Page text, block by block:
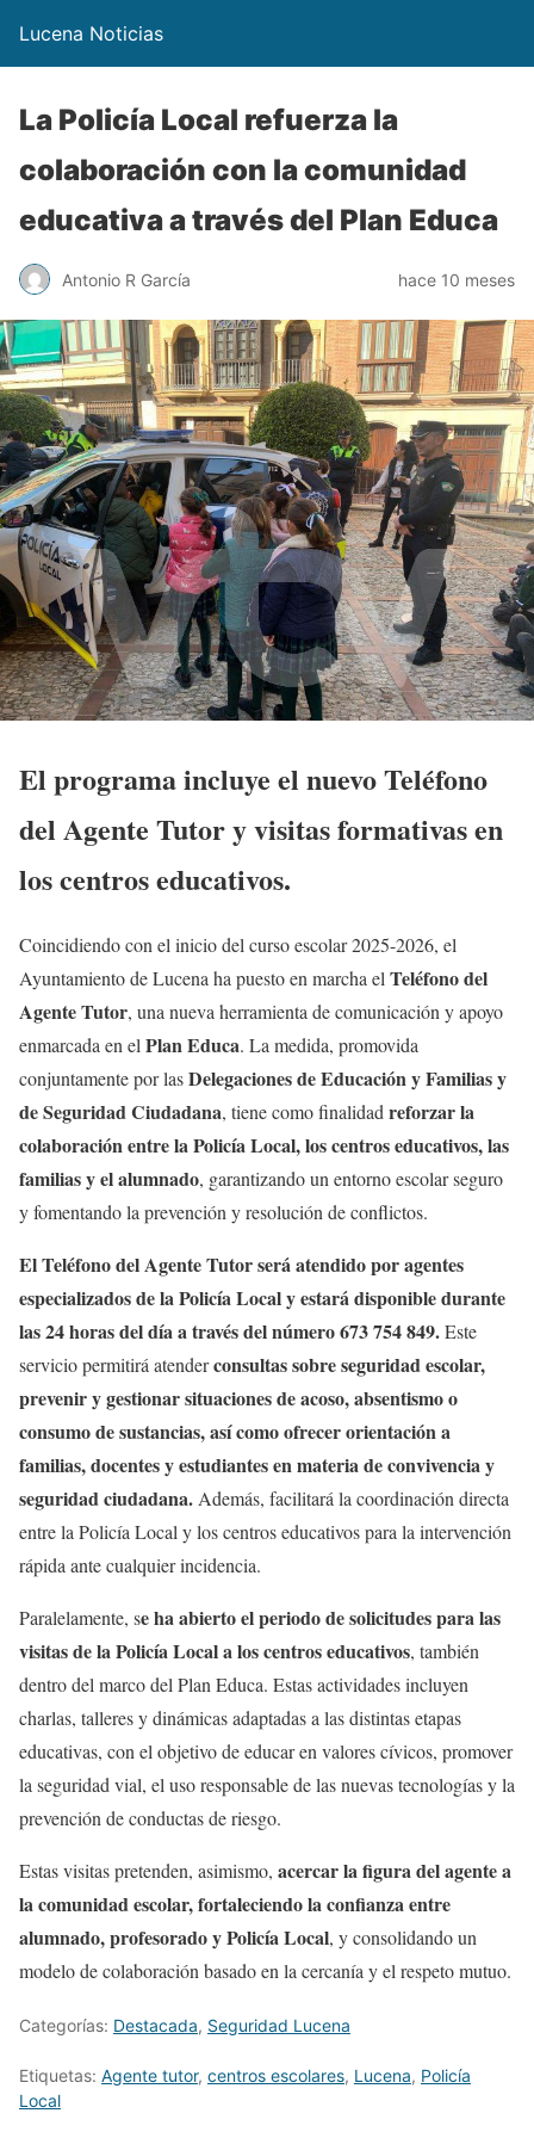
Lucena Noticias
La Policía Local refuerza la
colaboración con la comunidad
educativa a través del Plan Educa
Antonio R García hace 10 meses
El programa incluye el nuevo Teléfono
del Agente Tutor y visitas formativas en
los centros educativos.
Coincidiendo con el inicio del curso escolar 2025-2026, el
Ayuntamiento de Lucena ha puesto en marcha el Teléfono del
Agente Tutor, una nueva herramienta de comunicación y apoyo
enmarcada en el Plan Educa. La medida, promovida
conjuntamente por lasDelegaciones de Educación y Familias y
de Seguridad Ciudadana, tiene como finalidad reforzar la
colaboración entre la Policía Local, los centros educativos, las
familias y el alumnado, garantizando un entorno escolar seguro
y fomentando la prevención y resolución de conflictos.
El Teléfono del Agente Tutor será atendido por agentes
especializados de la Policía Local y estará disponible durante
las 24 horas del día a través del número 673 754 849.Este
servicio permitirá atenderconsultas sobre seguridad escolar,
prevenir y gestionar situaciones de acoso, absentismo o
consumo de sustancias, así como ofrecer orientación a
familias, docentes y estudiantes en materia de convivencia y
seguridad ciudadana. Además, facilitará la coordinación directa
entre la Policía Local y los centros educativos para la intervención
rápida ante cualquier incidencia.
Paralelamente, se ha abierto el periodo de solicitudes para las
visitas de la Policía Local a los centros educativos, también
dentro del marco del Plan Educa. Estas actividades incluyen
charlas, talleres y dinámicas adaptadas a las distintas etapas
educativas, con el objetivo de educar en valores cívicos, promover
la seguridad vial, el uso responsable de las nuevas tecnologías y la
prevención de conductas de riesgo.
Estas visitas pretenden, asimismo, acercar la figura del agente a
la comunidad escolar, fortaleciendo la confianza entre
alumnado, profesorado y Policía Local, y consolidando un
modelo de colaboración basado en la cercanía y el respeto mutuo.
Categorías: Destacada, Seguridad Lucena
Etiquetas: Agente tutor, centros escolares, Lucena, Policía
Local